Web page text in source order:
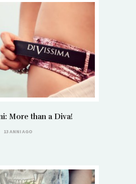
More than a Diva!
13 ANNI AGO